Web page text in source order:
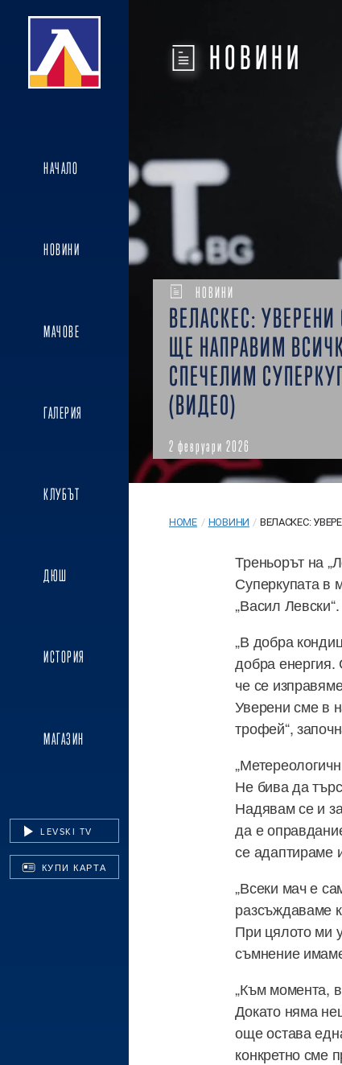
НАЧАЛО
НОВИНИ
МАЧОВЕ
ГАЛЕРИЯ
КЛУБЪТ
ДЮШ
ИСТОРИЯ
МАГАЗИН
LEVSKI TV
КУПИ КАРТА
НОВИНИ
НОВИНИ
ВЕЛАСКЕС:
ЩЕ НАПРАВИМ
СПЕЧЕЛИМ
(ВИДЕО)
2 февруари 2026
HOME / НОВИНИ / ВЕЛАСКЕС:
Треньорът на
Суперкупата в
„Васил Левски“.
„В добра
добра
че се
Уверени сме в
трофей“,
Не бива да
Надявам се и
да е
се адаптираме
„Всеки мач е
разсъждаваме
При цялото ми
съмнение
„Към момента,
Докато няма
още остава
конкретно сме